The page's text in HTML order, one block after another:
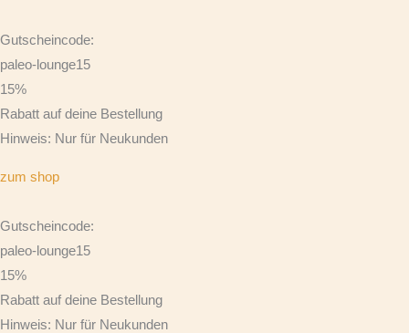
Gutscheincode:
paleo-lounge15
15%
Rabatt auf deine Bestellung
Hinweis: Nur für Neukunden
zum shop
Gutscheincode:
paleo-lounge15
15%
Rabatt auf deine Bestellung
Hinweis: Nur für Neukunden